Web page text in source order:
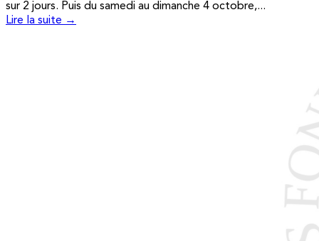
sur 2 jours. Puis du samedi au dimanche 4 octobre,...
Lire la suite →